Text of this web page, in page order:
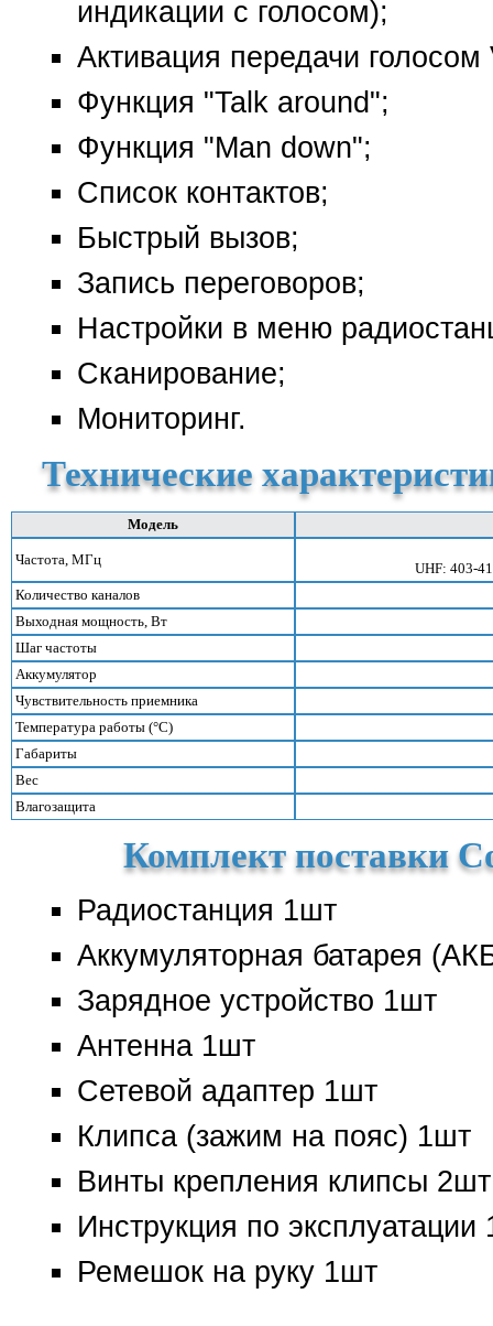
индикации с голосом);
Активация передачи голосом
Функция "Talk around";
Функция "Man down";
Список контактов;
Быстрый вызов;
Запись переговоров;
Настройки в меню
Сканирование;
Мониторинг.
Технические
Модель
Частота, МГц
UHF: 403-
Количество каналов
Выходная мощность, Вт
Шаг частоты
Аккумулятор
Чувствительность приемника
Температура работы (°С)
Габариты
Вес
Влагозащита
Комплект поставки
Радиостанция 1шт
Аккумуляторная батарея
Зарядное устройство 1шт
Антенна 1шт
Сетевой адаптер 1шт
Клипса (зажим на пояс) 1шт
Винты крепления клипсы 2шт
Инструкция по эксплуатации
Ремешок на руку 1шт